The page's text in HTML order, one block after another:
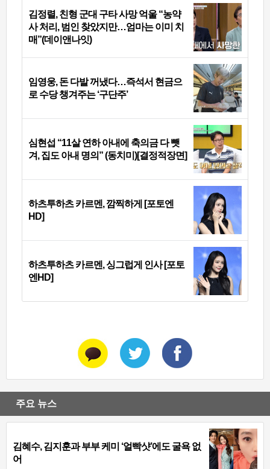
김정렬, 친형 군대 구타 사망 억울 “농약
사 처리, 범인 찾았지만…엄마는 이미 치
매”(데이앤나잇)
임영웅, 돈 다발 꺼냈다…즉석서 현금으
로 수당 챙겨주는 ‘구단주’
심현섭 “11살 연하 아내에 축의금 다 뺏
겨, 집도 아내 명의” (동치미)[결정적장면]
하츠투하츠 카르멘, 깜찍하게 [포토엔
HD]
하츠투하츠 카르멘, 싱그럽게 인사 [포토
엔HD]
주요 뉴스
김혜수, 김지훈과 부부 케미 ‘얼빡샷’에도 굴욕 없
어